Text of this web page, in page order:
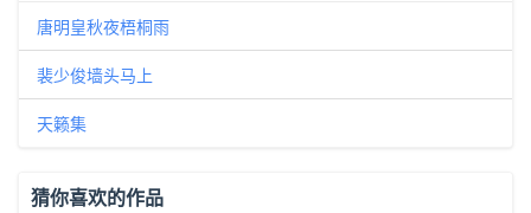
唐明皇秋夜梧桐雨
裴少俊墙头马上
天籁集
猜你喜欢的作品